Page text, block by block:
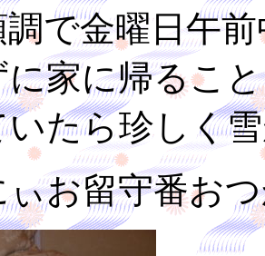
で金曜日午
家に帰るこ
たら珍しく
お留守番おつ